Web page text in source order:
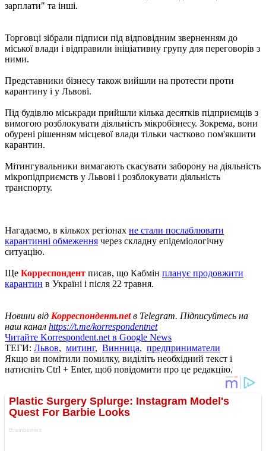
зарплати" та інші.
Торговці зібрали підписи під відповідним зверненням до
міської влади і відправили ініціативну групу для переговорів з
ними.
Представники бізнесу також вийшли на протести проти
карантину і у Львові.
Під будівлю міськради прийшли кілька десятків підприємців з
вимогою розблокувати діяльність мікробізнесу. Зокрема, вони
обурені рішенням місцевої влади тільки частково пом'якшити
карантин.
Мітингувальники вимагають скасувати заборону на діяльність
мікропідприємств у Львові і розблокувати діяльність
транспорту.
Нагадаємо, в кількох регіонах не стали послаблювати
карантинні обмеження через складну епідеміологічну
ситуацію.
Ще Корреспондент писав, що Кабмін планує продовжити
карантин в Україні і після 22 травня.
Новини від Корреспондент.netв Telegram. Підписуйтесь на
наш канал https://t.me/korrespondentnet
Читайте Korrespondent.net в Google News
ТЕГИ: Львов, митинг, Винница, предприниматели
Якщо ви помітили помилку, виділіть необхідний текст і
натисніть Ctrl + Enter, щоб повідомити про це редакцію.